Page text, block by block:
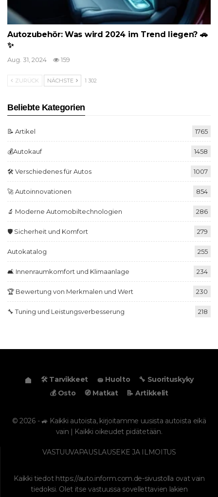
Autozubehör: Was wird 2024 im Trend liegen? 🚗
✨
Aug. 31, 2024 159
ZURÜCK NÄCHSTE 1 302
Beliebte Kategorien
📝 Artikel 1765
💰Autokauf 1458
🛠️ Verschiedenes für Autos 1007
🚀 Autoinnovationen 854
🔬 Moderne Automobiltechnologien 286
🛡️ Sicherheit und Komfort 279
Autokatalog 255
🛋️ Innenraumkomfort und Klimaanlage 234
🏆 Bewertung von Merkmalen und Wert 230
🔧 Tuning und Leistungsverbesserung 218
🛠️ Tarvikkeet 🧽 Huolto
🔧 Suorituskyky
💰 Osto
🧭 Matkat 📝 Artikkelit
© 2026 - 🚙 Kaikki autoista, kirjoitamme uusista autoista eikä
vain | Kaikki oikeudet pidätetään.
VASTUUVAPAUSLAUSEKE JA ILMOITUS
Kaikki tiedot https://auto.inform.com.de-sivustolla ovat vain
tiedoksi. Olet itse vastuussa sovellettavien lakien